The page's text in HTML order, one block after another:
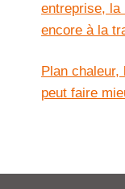
entreprise, la
encore à la
Plan chaleur,
peut faire